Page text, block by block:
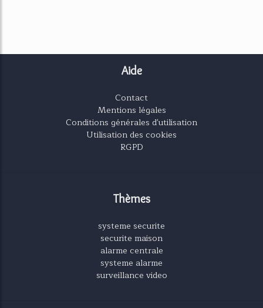
Aide
Contact
Mentions légales
Conditions générales d'utilisation
Utilisation des cookies
RGPD
Thèmes
systeme securite
securite maison
alarme centrale
systeme alarme
surveillance video